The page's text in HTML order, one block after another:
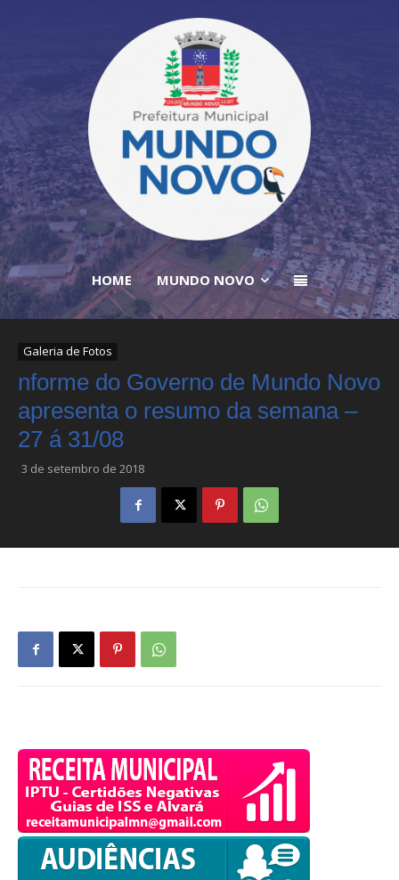
HOME MUNDO NOVO
Galeria de Fotos
nforme do Governo de Mundo Novo
apresenta o resumo da semana –
27 á 31/08
3 de setembro de 2018